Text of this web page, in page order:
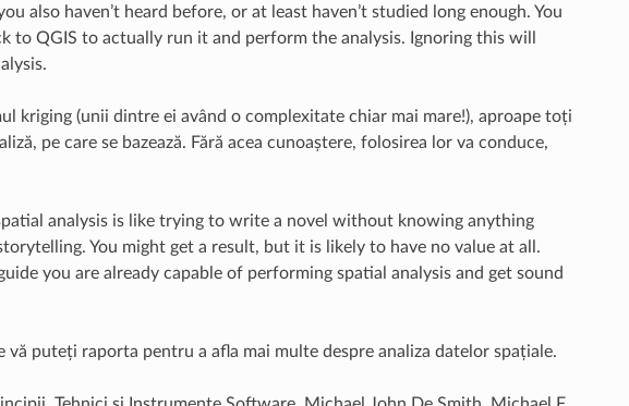
also haven’t heard before, or at least haven’t studied long enough. You
QGIS to actually run it and perform the analysis. Ignoring this will
kriging (unii dintre ei având o complexitate chiar mai mare!), aproape toți
pe care se bazează. Fără acea cunoaștere, folosirea lor va conduce,
analysis is like trying to write a novel without knowing anything
You might get a result, but it is likely to have no value at all.
you are already capable of performing spatial analysis and get sound
puteți raporta pentru a afla mai multe despre analiza datelor spațiale.